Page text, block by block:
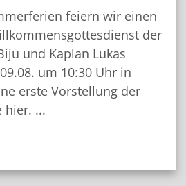
feiern wir einen
der
und Kaplan Lukas
um 10:30 Uhr in
erste Vorstellung der
hier. ...